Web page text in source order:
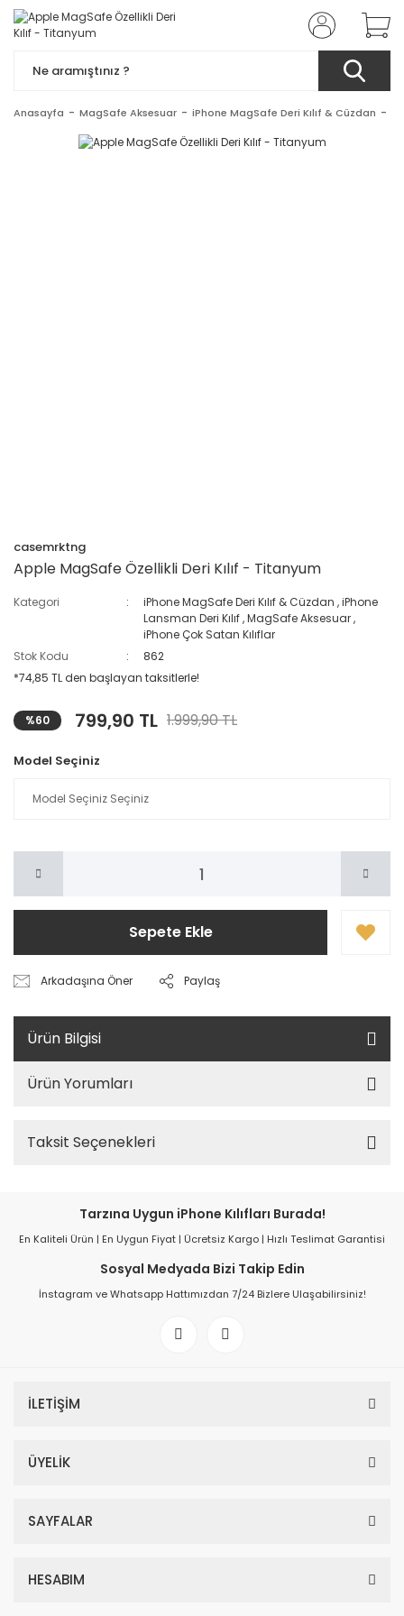
Anasayfa MagSafe Aksesuar iPhone MagSafe Deri Kılıf & Cüzdan
casemrktng
Apple MagSafe Özellikli Deri Kılıf - Titanyum
Kategori iPhone MagSafe Deri Kılıf & Cüzdan ,iPhone
Lansman Deri Kılıf,MagSafe Aksesuar,
iPhone Çok Satan Kılıflar
Stok Kodu
862
*74,85 TL den başlayan taksitlerle!
%60 799,90 TL 1.999,90 TL
Model Seçiniz
Sepete Ekle
Arkadaşına Öner Paylaş
Ürün Bilgisi
Ürün Yorumları
Taksit Seçenekleri
Tarzına Uygun iPhone Kılıfları Burada!
En Kaliteli Ürün | En Uygun Fiyat | Ücretsiz Kargo | Hızlı Teslimat Garantisi
Sosyal Medyada Bizi Takip Edin
İnstagram ve Whatsapp Hattımızdan 7/24 Bizlere Ulaşabilirsiniz!
İLETİŞİM
ÜYELİK
SAYFALAR
HESABIM